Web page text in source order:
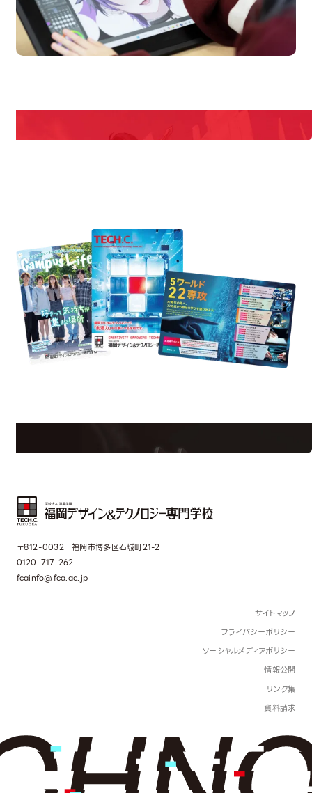
Campus Open
Information
〒812-0032 福岡市博多区石城町21-2
0120-717-262
fcainfo@fca.ac.jp
サイトマップ
プライバシーポリシー
ソーシャルメディアポリシー
情報公開
リンク集
資料請求